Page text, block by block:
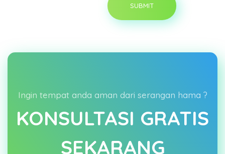
Ingin tempat anda aman dari serangan hama ?
KONSULTASI GRATIS
SEKARANG